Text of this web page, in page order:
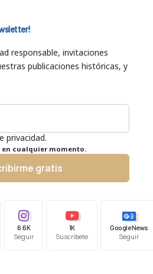
responsable, invitaciones
publicaciones históricas, y
privacidad.
en cualquier momento.
gratis
6.6K
Seguir
1K
Suscríbete
Google News
Seguir